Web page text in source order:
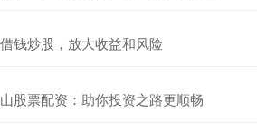
钱炒股，放大收益和风险
股票配资：助你投资之路更顺畅